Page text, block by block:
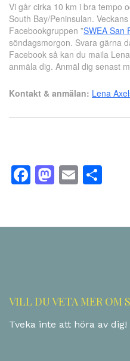
Vi går cirka 10 km i bra tempo
South Bay/Peninsulan.
Facebookgruppen ”SWEA San
söndagsmorgon. Svara gärna
Facebook så kan du maila
anmäla dig. Anmäl dig senast
Kontakt & anmälan: Lena
Facebook
Email
VILL DU VETA MER OM
Tveka inte att höra av dig!